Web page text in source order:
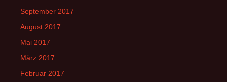
September 2017
August 2017
Mai 2017
März 2017
Februar 2017